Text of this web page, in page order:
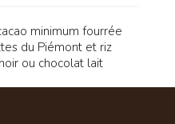
minimum fourrée
du Piémont et riz
ou chocolat lait